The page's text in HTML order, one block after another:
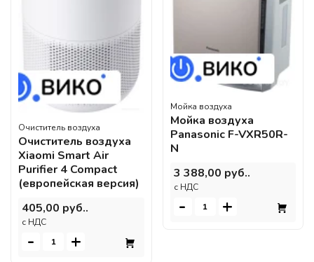
Очиститель воздуха
Очиститель воздуха
Xiaomi Smart Air
Purifier 4 Compact
(европейская версия)
405,00 руб..
c НДС
- +
Мойка воздуха
Мойка воздуха
Panasonic F-VXR50R-
N
3 388,00 руб..
c НДС
- +